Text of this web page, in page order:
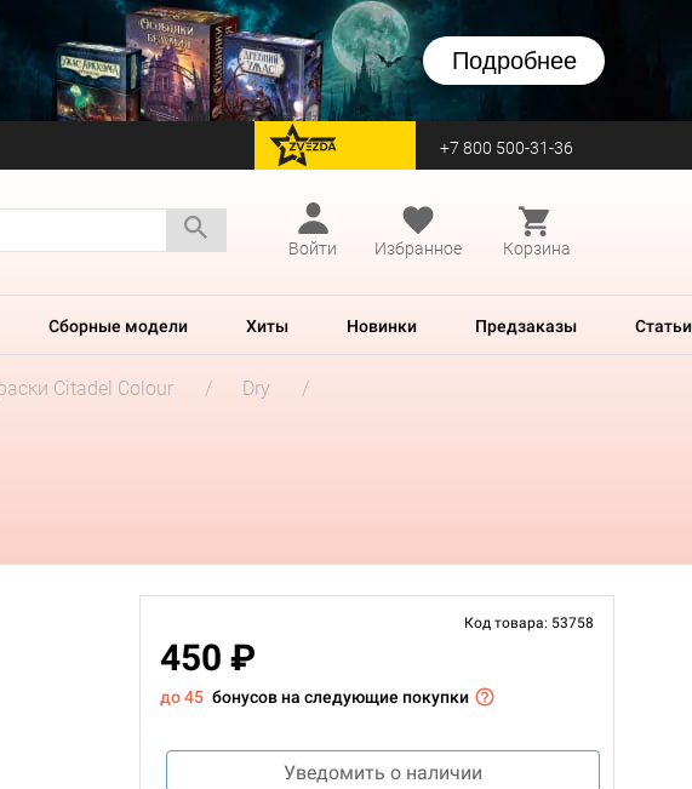
Подробнее
перейти на Zvezda +7 800 500-31-36
Войти
Избранное Корзина
Сборные модели Хиты Новинки Предзаказы Статьи
Citadel Colour
Dry
Код товара: 53758
450 ₽
до 45 бонусов на следующие покупки
Уведомить о наличии